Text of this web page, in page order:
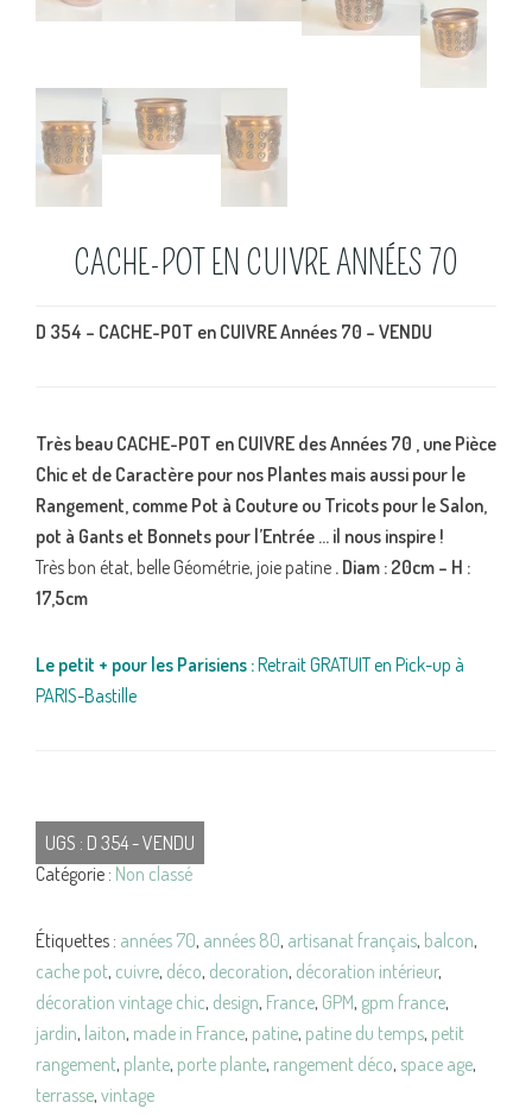
CACHE-POT EN CUIVRE ANNÉES 70
D 354 – CACHE-POT en CUIVRE Années 70 – VENDU
Très beau CACHE-POT en CUIVRE des Années 70 , une Pièce
Chic et de Caractère pour nos Plantes mais aussi pour le
Rangement, comme Pot à Couture ou Tricots pour le Salon,
pot à Gants et Bonnets pour l’Entrée … il nous inspire !
Très bon état, belle Géométrie, joie patine . Diam : 20cm – H :
17,5cm
Le petit + pour les Parisiens :Retrait GRATUIT en Pick-up à
PARIS-Bastille
UGS : D 354 - VENDU
Catégorie : Non classé
Étiquettes : années 70, années 80, artisanat français, balcon,
cache pot, cuivre, déco, decoration, décoration intérieur,
décoration vintage chic, design, France, GPM, gpm france,
jardin, laiton, made in France, patine, patine du temps, petit
rangement, plante, porte plante, rangement déco, space age,
terrasse, vintage